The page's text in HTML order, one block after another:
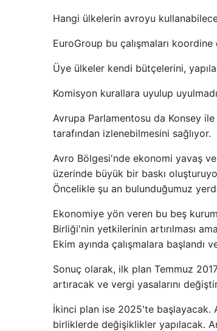
Hangi ülkelerin avroyu
EuroGroup bu çalışmaları
Üye ülkeler kendi bütçelerini,
Komisyon kurallara uyulup
Avrupa Parlamentosu da Konsey
tarafından izlenebilmesini sağlıyor.
Avro Bölgesi'nde ekonomi yavaş
üzerinde büyük bir baskı
Öncelikle şu an bulunduğumuz
Ekonomiye yön veren bu beş
Birliği'nin yetkilerinin artırılması
Ekim ayında çalışmalara başlandı
Sonuç olarak, ilk plan Temmuz
artıracak ve vergi yasalarını
İkinci plan ise 2025'te başlayacak.
birliklerde değişiklikler yapılacak.